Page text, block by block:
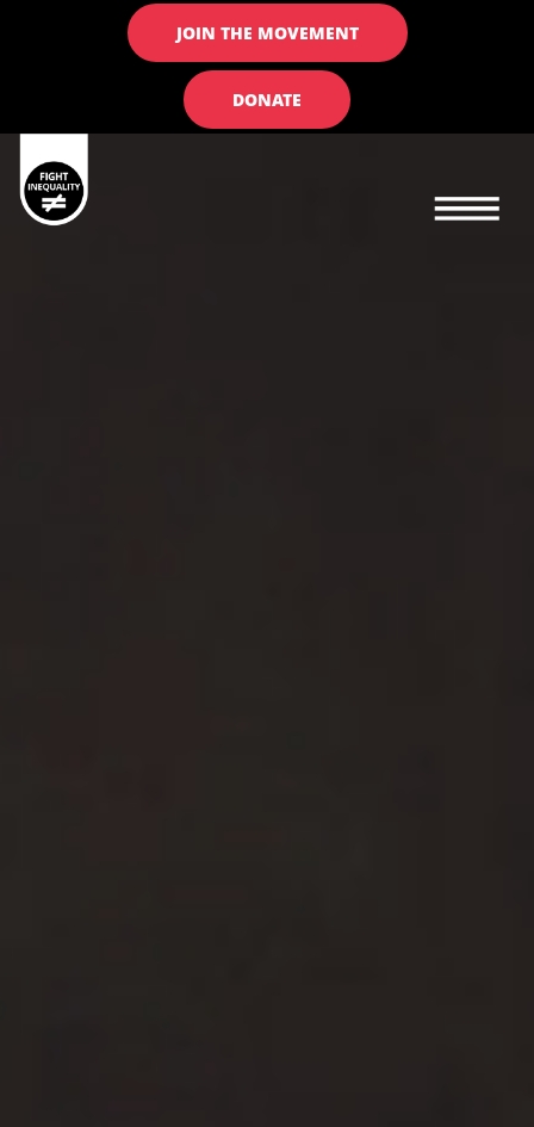
JOIN THE MOVEMENT
DONATE
Main navigation